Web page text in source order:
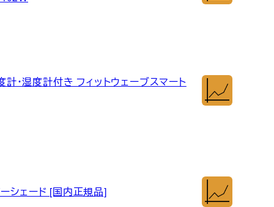
・湿度計付き フィットウェーブスマート
シェード [国内正規品]